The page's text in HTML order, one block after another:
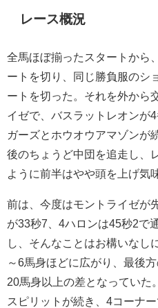
レース概況
全馬ほぼ揃ったスタートから
ートを切り、同じ勝負服のシ
ートを切った。それを外から
イゼで、バスラットレオンが
ガーズとホウオウアマゾンが
後のちょうど中団を追走し、
ように前半はやや頭を上げ気
前は、今度はモントライゼが
が33秒7、4ハロンは45秒2で
し、そんなことはお構いなし
～6馬身ほどに広がり、最後
20馬身以上の差となっていた
スピリットが続き、4コーナ